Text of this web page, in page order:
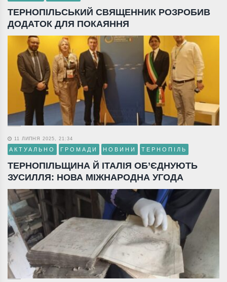
ТЕРНОПІЛЬСЬКИЙ СВЯЩЕННИК РОЗРОБИВ
ДОДАТОК ДЛЯ ПОКАЯННЯ
11 ЛИПНЯ 2025, 21:34
АКТУАЛЬНО ГРОМАДИ НОВИНИ ТЕРНОПІЛЬ
ТЕРНОПІЛЬЩИНА Й ІТАЛІЯ ОБ’ЄДНУЮТЬ
ЗУСИЛЛЯ: НОВА МІЖНАРОДНА УГОДА